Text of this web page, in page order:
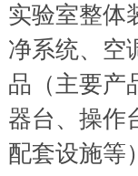
实验室整体
净系统、空
品（主要产
器台、操作
配套设施等